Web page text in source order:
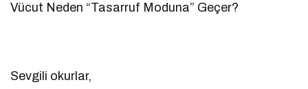
Vücut Neden “Tasarruf Moduna” Geçer?
Sevgili okurlar,